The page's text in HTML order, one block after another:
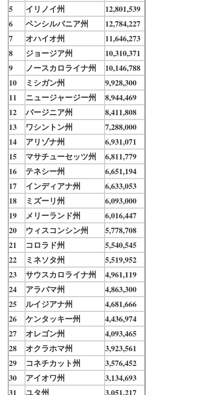
5
イリノイ州
12,801,539
6
ペンシルバニア州
12,784,227
7
オハイオ州
11,646,273
8
ジョージア州
10,310,371
9
ノースカロライナ州
10,146,788
10
ミシガン州
9,928,300
11
ニュージャージー州
8,944,469
12
バージニア州
8,411,808
13
ワシントン州
7,288,000
14
アリゾナ州
6,931,071
15
マサチューセッツ州
6,811,779
16
テネシー州
6,651,194
17
インディアナ州
6,633,053
18
ミズーリ州
6,093,000
19
メリーランド州
6,016,447
20
ウィスコンシン州
5,778,708
21
コロラド州
5,540,545
22
ミネソタ州
5,519,952
23
サウスカロライナ州
4,961,119
24
アラバマ州
4,863,300
25
ルイジアナ州
4,681,666
26
ケンタッキー州
4,436,974
27
オレゴン州
4,093,465
28
オクラホマ州
3,923,561
29
コネチカット州
3,576,452
30
アイオワ州
3,134,693
31
ユタ州
3,051,217